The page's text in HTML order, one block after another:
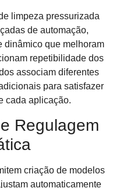
limpeza pressurizada
de automação,
dinâmico que melhoram
repetibilidade dos
associam diferentes
para satisfazer
cada aplicação.
Regulagem
criação de modelos
automaticamente